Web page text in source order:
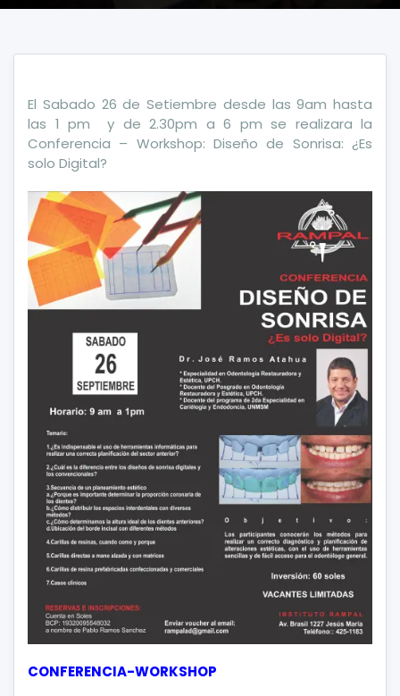
El Sabado 26 de Setiembre desde las 9am hasta
las 1 pm y de 2.30pm a 6 pm se realizara la
Conferencia – Workshop: Diseño de Sonrisa: ¿Es
solo Digital?
CONFERENCIA-WORKSHOP